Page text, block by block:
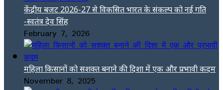
केंद्रीय बजट 2026-27 से विकसित भारत के संकल्प को नई गति
-स्वतंत्र देव सिंह
February 7, 2026
महिला किसानों को सशक्त बनाने की दिशा में एक और प्रभावी कदम
November 8, 2025